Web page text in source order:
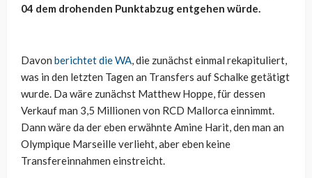
04 dem drohenden Punktabzug entgehen würde.
Davon berichtet die WA, die zunächst einmal rekapituliert,
was in den letzten Tagen an Transfers auf Schalke getätigt
wurde. Da wäre zunächst Matthew Hoppe, für dessen
Verkauf man 3,5 Millionen von RCD Mallorca einnimmt.
Dann wäre da der eben erwähnte Amine Harit, den man an
Olympique Marseille verlieht, aber eben keine
Transfereinnahmen einstreicht.